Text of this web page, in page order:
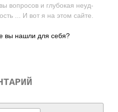
вопр­осов и глуб­окая неуд­
... И вот я на этом сайте.
вы нашли для себя?